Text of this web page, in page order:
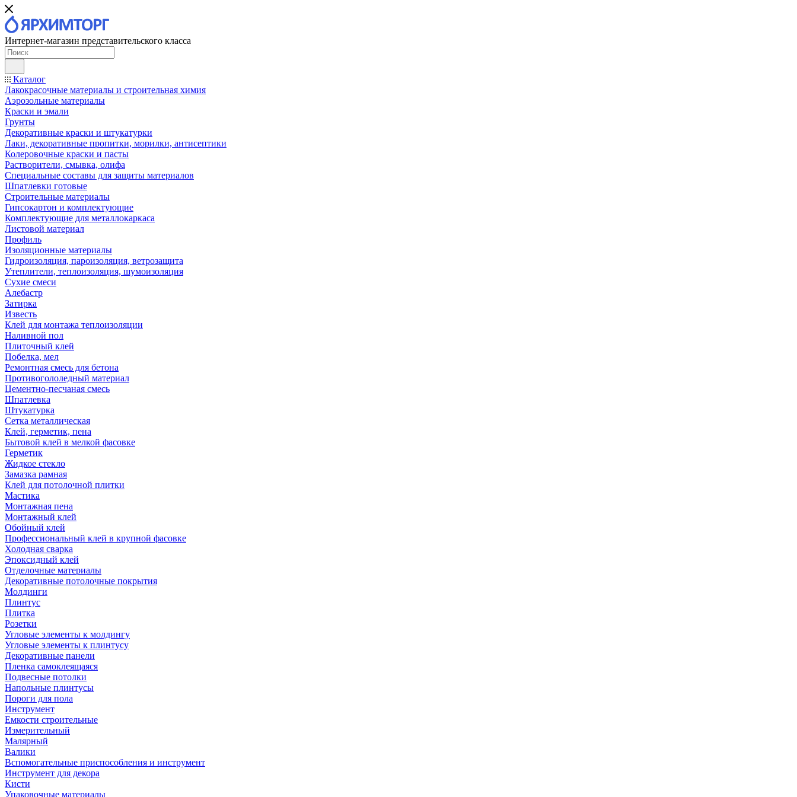
Интернет-магазин представительского класса
Каталог
Лакокрасочные материалы и строительная химия
Аэрозольные материалы
Краски и эмали
Грунты
Декоративные краски и штукатурки
Лаки, декоративные пропитки, морилки, антисептики
Колеровочные краски и пасты
Растворители, смывка, олифа
Специальные составы для защиты материалов
Шпатлевки готовые
Строительные материалы
Гипсокартон и комплектующие
Комплектующие для металлокаркаса
Листовой материал
Профиль
Изоляционные материалы
Гидроизоляция, пароизоляция, ветрозащита
Утеплители, теплоизоляция, шумоизоляция
Сухие смеси
Алебастр
Затирка
Известь
Клей для монтажа теплоизоляции
Наливной пол
Плиточный клей
Побелка, мел
Ремонтная смесь для бетона
Противогололедный материал
Цементно-песчаная смесь
Шпатлевка
Штукатурка
Сетка металлическая
Клей, герметик, пена
Бытовой клей в мелкой фасовке
Герметик
Жидкое стекло
Замазка рамная
Клей для потолочной плитки
Мастика
Монтажная пена
Монтажный клей
Обойный клей
Профессиональный клей в крупной фасовке
Холодная сварка
Эпоксидный клей
Отделочные материалы
Декоративные потолочные покрытия
Молдинги
Плинтус
Плитка
Розетки
Угловые элементы к молдингу
Угловые элементы к плинтусу
Декоративные панели
Пленка самоклеящаяся
Подвесные потолки
Напольные плинтусы
Пороги для пола
Инструмент
Емкости строительные
Измерительный
Малярный
Валики
Вспомогательные приспособления и инструмент
Инструмент для декора
Кисти
Упаковочные материалы